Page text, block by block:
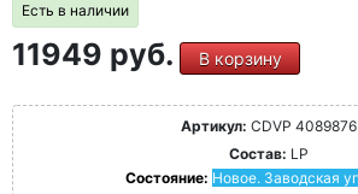
Есть в наличии
11949 руб. В корзину
Артикул: CDVP 4089876
Состав: LP
Состояние: Новое. Заводская